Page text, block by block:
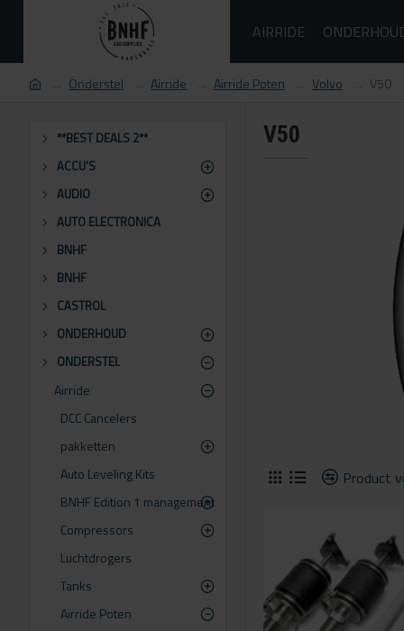
AIRRIDE
Onderstel Airride Airride Poten Volvo V50
**BEST DEALS 2**
ACCU'S
AUDIO
AUTO ELECTRONICA
BNHF
BNHF
CASTROL
ONDERHOUD
ONDERSTEL
Airride
DCC Cancelers
pakketten
Auto Leveling Kits
BNHF Edition 1 management
Compressors
Luchtdrogers
Tanks
Airride Poten
V50
Product